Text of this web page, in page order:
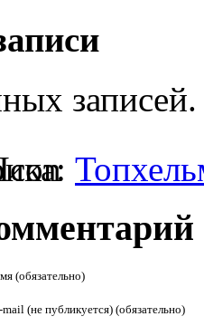
записей.
(обязательно)
mail (не публикуется) (обязательно)